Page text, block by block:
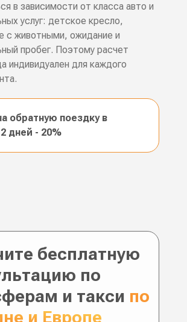
в зависимости от класса авто и
услуг: детское кресло,
с животными, ожидание и
пробег. Поэтому расчет
индивидуален для каждого
обратную поездку в
дней - 20%
бесплатную
по
и такси по
и Европе